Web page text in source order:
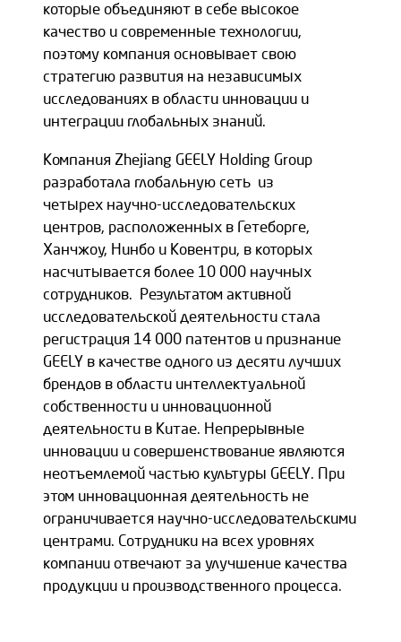
которые объединяют в себе высокое
качество и современные технологии,
поэтому компания основывает свою
стратегию развития на независимых
исследованиях в области инновации и
интеграции глобальных знаний.
Компания Zhejiang GEELY Holding Group
разработала глобальную сеть из
четырех научно-исследовательских
центров, расположенных в Гетеборге,
Ханчжоу, Нинбо и Ковентри, в которых
насчитывается более 10 000 научных
сотрудников. Результатом активной
исследовательской деятельности стала
регистрация 14 000 патентов и признание
GEELY в качестве одного из десяти лучших
брендов в области интеллектуальной
собственности и инновационной
деятельности в Китае. Непрерывные
инновации и совершенствование являются
неотъемлемой частью культуры GEELY. При
этом инновационная деятельность не
ограничивается научно-исследовательскими
центрами. Сотрудники на всех уровнях
компании отвечают за улучшение качества
продукции и производственного процесса.